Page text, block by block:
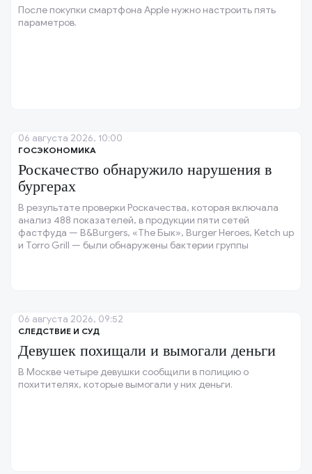
После покупки смартфона Apple нужно настроить пять
параметров.
ГОСЭКОНОМИКА
Роскачество обнаружило нарушения в
бургерах
В результате проверки Роскачества, которая включала
анализ 488 показателей, в продукции пяти сетей
фастфуда — B&Burgers, «The Бык», Burger Heroes, Ketch up
и Torro Grill — были обнаружены бактерии группы
06 августа 2026, 10:00
СЛЕДСТВИЕ И СУД
Девушек похищали и вымогали деньги
В Москве четыре девушки сообщили в полицию о
похитителях, которые вымогали у них деньги.
06 августа 2026, 09:52